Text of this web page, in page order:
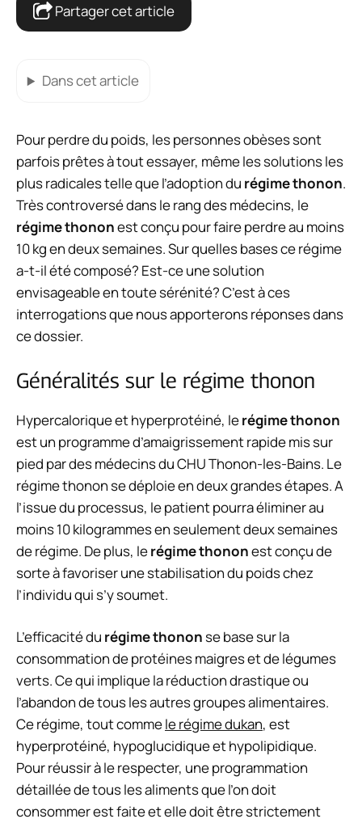
Partager cet article
Dans cet article
Pour perdre du poids, les personnes obèses sont
parfois prêtes à tout essayer, même les solutions les
plus radicales telle quel’adoption du régime thonon.
Très controversé dans le rang des médecins, le
régime thononest conçu pour faire perdre au moins
10 kg en deux semaines. Sur quelles bases ce régime
a-t-il été composé? Est-ce une solution
envisageable en toute sérénité? C’est à ces
interrogations que nous apporterons réponses dans
ce dossier.
Généralités sur le régime thonon
Hypercalorique et hyperprotéiné, lerégime thonon
est un programme d’amaigrissement rapide mis sur
pied par des médecins du CHU Thonon-les-Bains. Le
régime thonon se déploie en deux grandes étapes. A
l’issue du processus, le patient pourra éliminer au
moins 10 kilogrammes en seulement deux semaines
de régime. De plus, lerégime thononest conçu de
sorte à favoriser une stabilisation du poids chez
l’individu qui s’y soumet.
L’efficacité du régime thononse base sur la
consommation de protéines maigres et de légumes
verts. Ce qui implique la réduction drastique ou
l’abandon de tous les autres groupes alimentaires.
Ce régime, tout commele régime dukan, est
hyperprotéiné, hypoglucidique et hypolipidique.
Pour réussir à le respecter, une programmation
détaillée de tous les aliments que l’on doit
consommer est faiteet elle doit être strictement